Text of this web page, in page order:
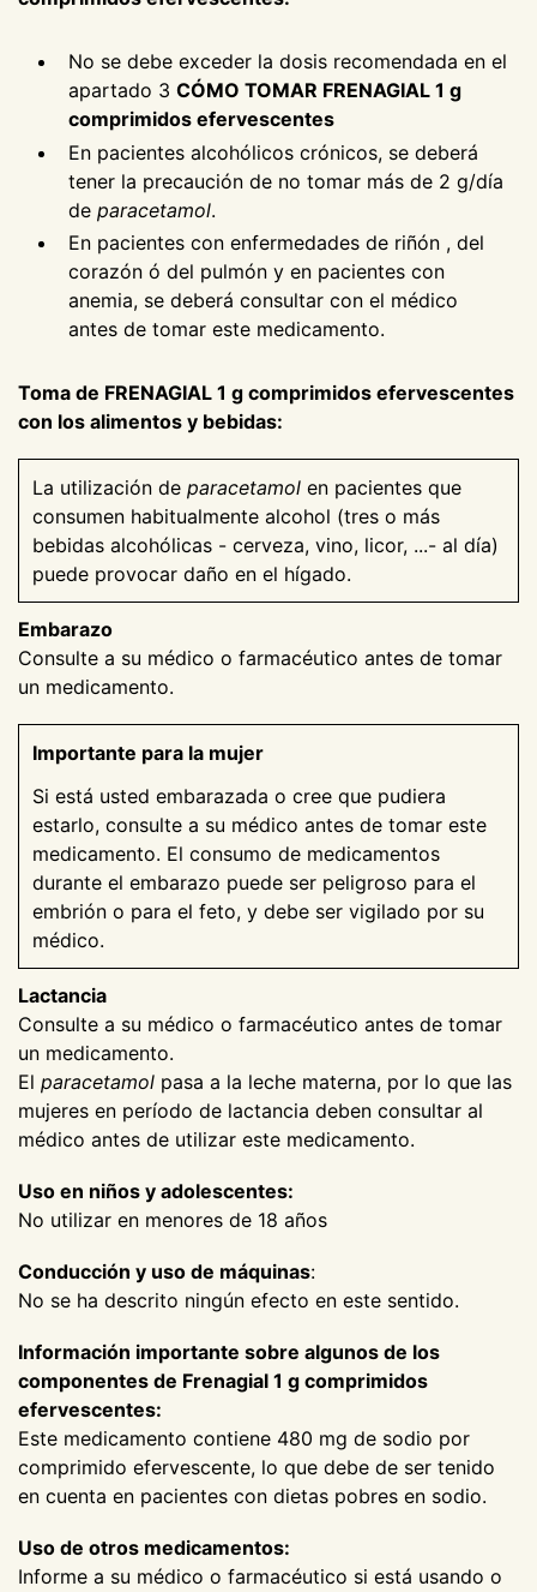
No se debe exceder la dosis recomendada en el
apartado 3 CÓMO TOMAR FRENAGIAL 1 g
comprimidos efervescentes
En pacientes alcohólicos crónicos, se deberá
tener la precaución de no tomar más de 2 g/día
de paracetamol.
En pacientes con enfermedades de riñón , del
corazón ó del pulmón y en pacientes con
anemia, se deberá consultar con el médico
antes de tomar este medicamento.
Toma de FRENAGIAL 1 g comprimidos efervescentes
con los alimentos y bebidas:
La utilización de paracetamol en pacientes que
consumen habitualmente alcohol (tres o más
bebidas alcohólicas - cerveza, vino, licor, ...- al día)
puede provocar daño en el hígado.
Embarazo
Consulte a su médico o farmacéutico antes de tomar
un medicamento.
Importante para la mujer
Si está usted embarazada o cree que pudiera
estarlo, consulte a su médico antes de tomar este
medicamento. El consumo de medicamentos
durante el embarazo puede ser peligroso para el
embrión o para el feto, y debe ser vigilado por su
médico.
Lactancia
Consulte a su médico o farmacéutico antes de tomar
un medicamento.
El paracetamol pasa a la leche materna, por lo que las
mujeres en período de lactancia deben consultar al
médico antes de utilizar este medicamento.
Uso en niños y adolescentes:
No utilizar en menores de 18 años
Conducción y uso de máquinas:
No se ha descrito ningún efecto en este sentido.
Información importante sobre algunos de los
componentes de Frenagial 1 g comprimidos
efervescentes:
Este medicamento contiene 480 mg de sodio por
comprimido efervescente, lo que debe de ser tenido
en cuenta en pacientes con dietas pobres en sodio.
Uso de otros medicamentos:
Informe a su médico o farmacéutico si está usando o